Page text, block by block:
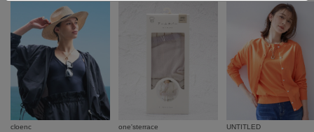
cloenc
one'sterrace
UNTITLED